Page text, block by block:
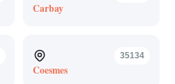
Carbay
35134
Coesmes